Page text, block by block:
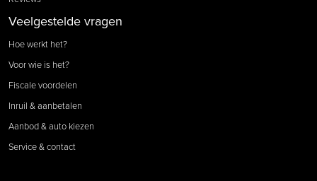
Veelgestelde vragen
Hoe werkt het?
Voor wie is het?
Fiscale voordelen
Inruil & aanbetalen
Aanbod & auto kiezen
Service & contact